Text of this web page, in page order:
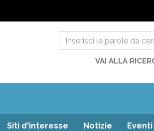
VAI ALLA
Siti d'interesse Notizie Eventi